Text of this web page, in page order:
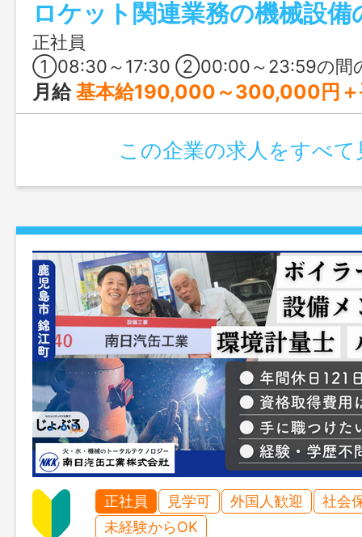
と、働きやすさや待遇面も充実した環境
正社員
①08:30～17:30 ②00:00～23:59の間の8時間（交替シフト制） 基本は①、
月給基本給190,000～300,000円＋手当 ※賃金については、経験・
この企業の求人をすべて
正社員 見学可 外国人歓迎
社会
未経験からOK